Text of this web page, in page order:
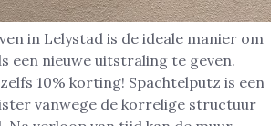
in Lelystad is de ideale manier om
een nieuwe uitstraling te geven.
10% korting! Spachtelputz is een
vanwege de korrelige structuur